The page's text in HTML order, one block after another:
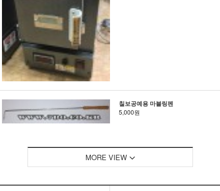
칠보공예용 마블링펜
5,000원
MORE VIEW